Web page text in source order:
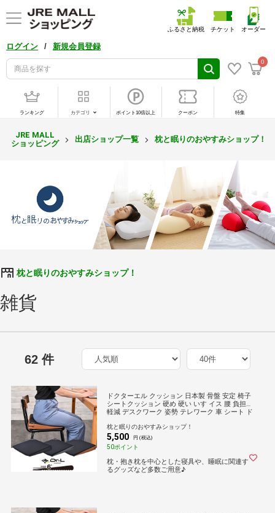
ログイン / 新規会員登録
0
ふるさと納税 チケット オーダー
ランキング カテゴリ ポイント10倍以上 クーポン 特集
JRE MALL
ショッピング
出店ショップ一覧 枕と眠りのおやすみショップ！
枕と眠りのおやすみショップ！
雑貨
62 件
ドクターエル クッション 日本製 骨盤 安定 椅子
シートクッション 硬め 硬い いす イス 腰 負担
軽減 デスクワーク 姿勢 テレワーク 車 シート ド
厚め 厚い 持ち運び 長時間 勉強
枕と眠りのおやすみショップ！
5,500 円 (税込)
50ポイント
枕・抱き枕を中心とした寝具や、睡眠に関連す
るグッズなど多数ご用意♪